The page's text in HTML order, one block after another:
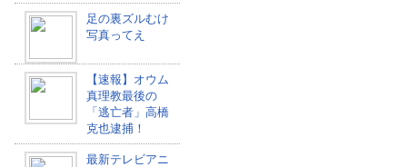
足の裏ズルむけ
写真ってえ
【速報】オウム
真理教最後の
「逃亡者」高橋
克也逮捕！
最新テレビアニ